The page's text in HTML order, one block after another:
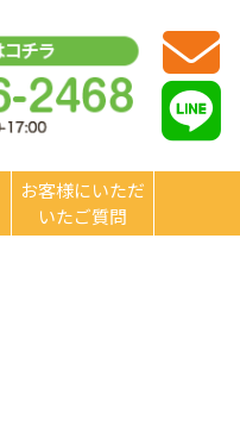
お客様にいただ
いたご質問